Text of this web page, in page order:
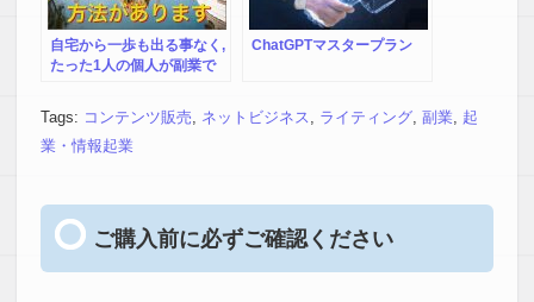
自宅から一歩も出る事なく,
たった1人の個人が副業で
ChatGPTマスタープラン
Tags: コンテンツ販売, ネットビジネス, ライティング, 副業, 起
業・情報起業
ご購入前に必ずご確認ください